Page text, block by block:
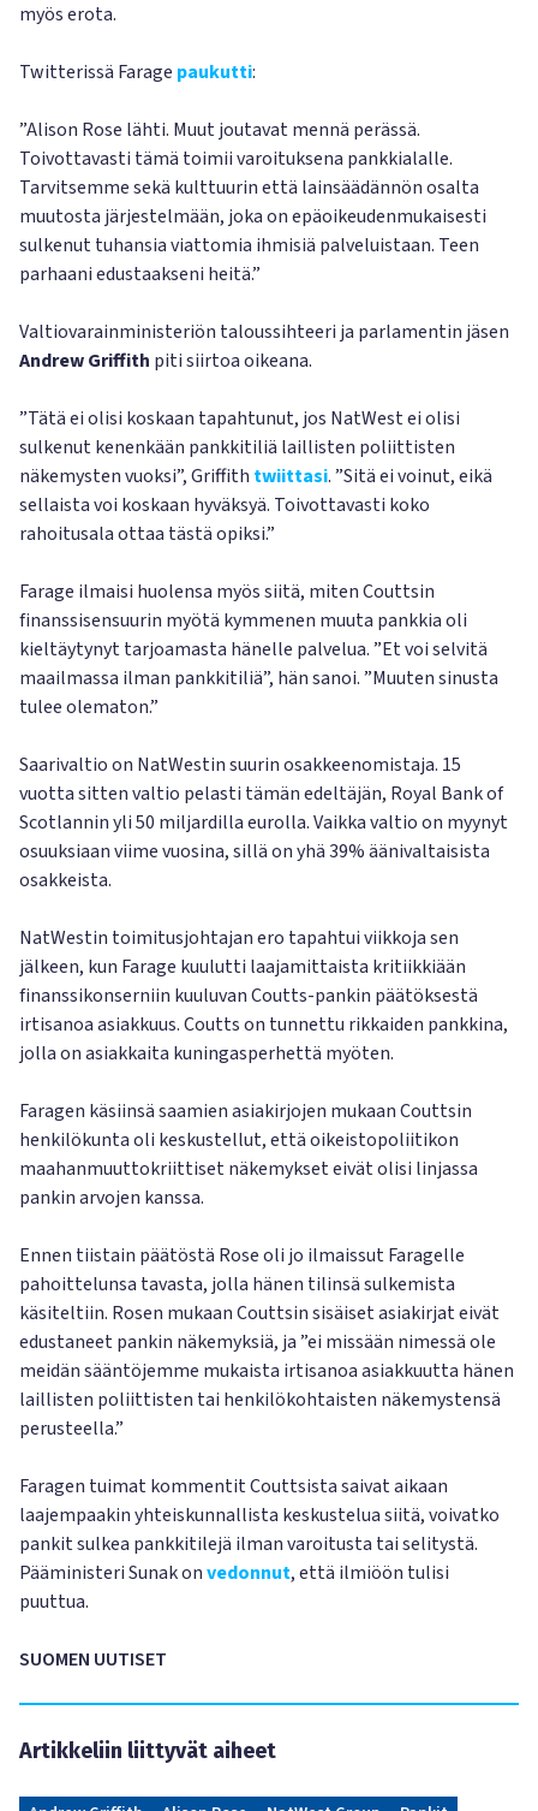
myös erota.
Twitterissä Farage paukutti:
”Alison Rose lähti. Muut joutavat mennä perässä.
Toivottavasti tämä toimii varoituksena pankkialalle.
Tarvitsemme sekä kulttuurin että lainsäädännön osalta
muutosta järjestelmään, joka on epäoikeudenmukaisesti
sulkenut tuhansia viattomia ihmisiä palveluistaan. Teen
parhaani edustaakseni heitä.”
Valtiovarainministeriön taloussihteeri ja parlamentin jäsen
Andrew Griffith piti siirtoa oikeana.
”Tätä ei olisi koskaan tapahtunut, jos NatWest ei olisi
sulkenut kenenkään pankkitiliä laillisten poliittisten
näkemysten vuoksi”, Griffith twiittasi. ”Sitä ei voinut, eikä
sellaista voi koskaan hyväksyä. Toivottavasti koko
rahoitusala ottaa tästä opiksi.”
Farage ilmaisi huolensa myös siitä, miten Couttsin
finanssisensuurin myötä kymmenen muuta pankkia oli
kieltäytynyt tarjoamasta hänelle palvelua. ”Et voi selvitä
maailmassa ilman pankkitiliä”, hän sanoi. ”Muuten sinusta
tulee olematon.”
Saarivaltio on NatWestin suurin osakkeenomistaja. 15
vuotta sitten valtio pelasti tämän edeltäjän, Royal Bank of
Scotlannin yli 50 miljardilla eurolla. Vaikka valtio on myynyt
osuuksiaan viime vuosina, sillä on yhä 39% äänivaltaisista
osakkeista.
NatWestin toimitusjohtajan ero tapahtui viikkoja sen
jälkeen, kun Farage kuulutti laajamittaista kritiikkiään
finanssikonserniin kuuluvan Coutts-pankin päätöksestä
irtisanoa asiakkuus. Coutts on tunnettu rikkaiden pankkina,
jolla on asiakkaita kuningasperhettä myöten.
Faragen käsiinsä saamien asiakirjojen mukaan Couttsin
henkilökunta oli keskustellut, että oikeistopoliitikon
maahanmuuttokriittiset näkemykset eivät olisi linjassa
pankin arvojen kanssa.
Ennen tiistain päätöstä Rose oli jo ilmaissut Faragelle
pahoittelunsa tavasta, jolla hänen tilinsä sulkemista
käsiteltiin. Rosen mukaan Couttsin sisäiset asiakirjat eivät
edustaneet pankin näkemyksiä, ja ”ei missään nimessä ole
meidän sääntöjemme mukaista irtisanoa asiakkuutta hänen
laillisten poliittisten tai henkilökohtaisten näkemystensä
perusteella.”
Faragen tuimat kommentit Couttsista saivat aikaan
laajempaakin yhteiskunnallista keskustelua siitä, voivatko
pankit sulkea pankkitilejä ilman varoitusta tai selitystä.
Pääministeri Sunak onvedonnut, että ilmiöön tulisi
puuttua.
SUOMEN UUTISET
Artikkeliin liittyvät aiheet